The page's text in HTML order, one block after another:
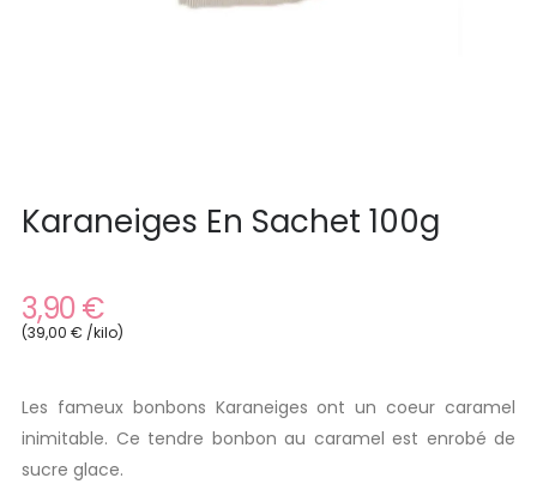
Karaneiges En Sachet 100g
3,90 €
(39,00 € /kilo)
Les fameux bonbons Karaneiges ont un coeur caramel
inimitable. Ce tendre bonbon au caramel est enrobé de
sucre glace.